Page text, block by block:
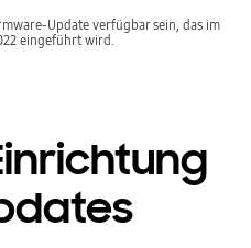
Update verfügbar sein, das im
eingeführt wird.